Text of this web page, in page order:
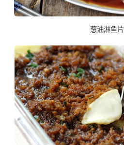
葱油淋鱼片